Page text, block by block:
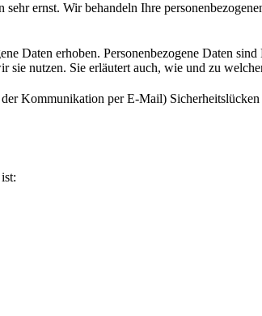
ernst. Wir behandeln Ihre
Daten erhoben. Personenbezogene Daten
nutzen. Sie erläutert auch, wie und zu
Kommunikation per E-Mail)